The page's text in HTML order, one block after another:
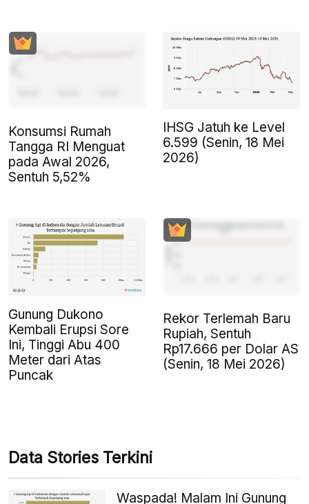
Konsumsi Rumah
Tangga RI Menguat
pada Awal 2026,
Sentuh 5,52%
IHSG Jatuh ke Level
6.599 (Senin, 18 Mei
2026)
Gunung Dukono
Kembali Erupsi Sore
Ini, Tinggi Abu 400
Meter dari Atas
Puncak
Rekor Terlemah Baru
Rupiah, Sentuh
Rp17.666 per Dolar AS
(Senin, 18 Mei 2026)
Data Stories Terkini
Waspada! Malam Ini Gunung